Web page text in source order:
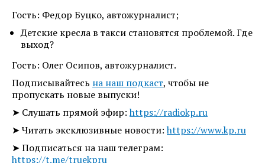
Гость: Федор Буцко, автожурналист;
Детские кресла в такси становятся проблемой. Где
выход?
Гость: Олег Осипов, автожурналист.
Подписывайтесь на наш подкаст, чтобы не
пропускать новые выпуски!
➤ Слушать прямой эфир:https://radiokp.ru
➤ Читать эксклюзивные новости:https://www.kp.ru
➤ Подписаться на наш телеграм:
https://t.me/truekpru